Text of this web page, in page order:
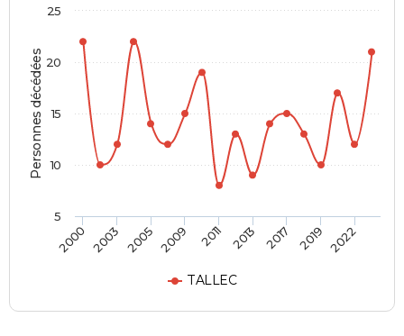
Personnes décédées
TALLEC
2000 2003 2005 2009 2011 2013 2017 2019 2022
5
10
15
20
25